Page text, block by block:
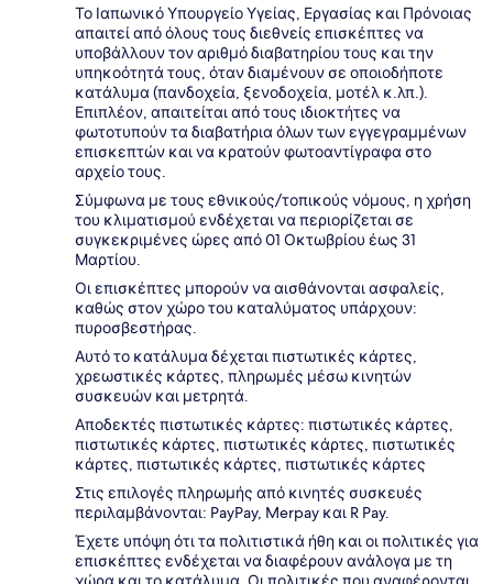
Το Ιαπωνικό Υπουργείο Υγείας, Εργασίας και Πρόνοιας
απαιτεί από όλους τους διεθνείς επισκέπτες να
υποβάλλουν τον αριθμό διαβατηρίου τους και την
υπηκοότητά τους, όταν διαμένουν σε οποιοδήποτε
κατάλυμα (πανδοχεία, ξενοδοχεία, μοτέλ κ.λπ.).
Επιπλέον, απαιτείται από τους ιδιοκτήτες να
φωτοτυπούν τα διαβατήρια όλων των εγγεγραμμένων
επισκεπτών και να κρατούν φωτοαντίγραφα στο
αρχείο τους.
Σύμφωνα με τους εθνικούς/τοπικούς νόμους, η χρήση
του κλιματισμού ενδέχεται να περιορίζεται σε
συγκεκριμένες ώρες από 01 Οκτωβρίου έως 31
Μαρτίου.
Οι επισκέπτες μπορούν να αισθάνονται ασφαλείς,
καθώς στον χώρο του καταλύματος υπάρχουν:
πυροσβεστήρας.
Αυτό το κατάλυμα δέχεται πιστωτικές κάρτες,
χρεωστικές κάρτες, πληρωμές μέσω κινητών
συσκευών και μετρητά.
Αποδεκτές πιστωτικές κάρτες: πιστωτικές κάρτες,
πιστωτικές κάρτες, πιστωτικές κάρτες, πιστωτικές
κάρτες, πιστωτικές κάρτες, πιστωτικές κάρτες
Στις επιλογές πληρωμής από κινητές συσκευές
περιλαμβάνονται: PayPay, Merpay και R Pay.
Έχετε υπόψη ότι τα πολιτιστικά ήθη και οι πολιτικές για
επισκέπτες ενδέχεται να διαφέρουν ανάλογα με τη